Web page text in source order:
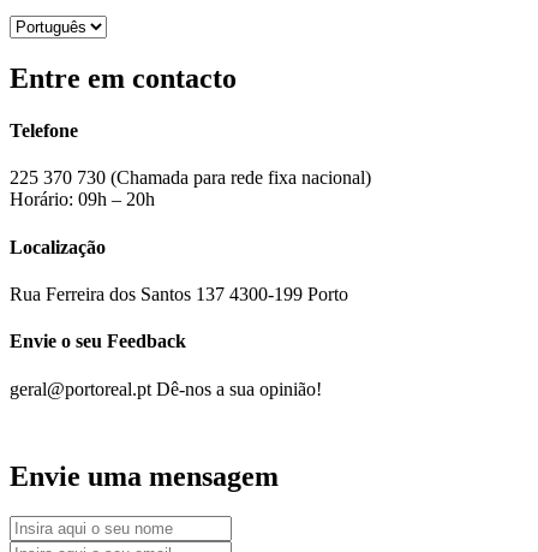
Entre em contacto
Telefone
225 370 730 (Chamada para rede fixa nacional)
Horário: 09h – 20h
Localização
Rua Ferreira dos Santos 137 4300-199 Porto
Envie o seu Feedback
geral@portoreal.pt Dê-nos a sua opinião!
Envie uma mensagem